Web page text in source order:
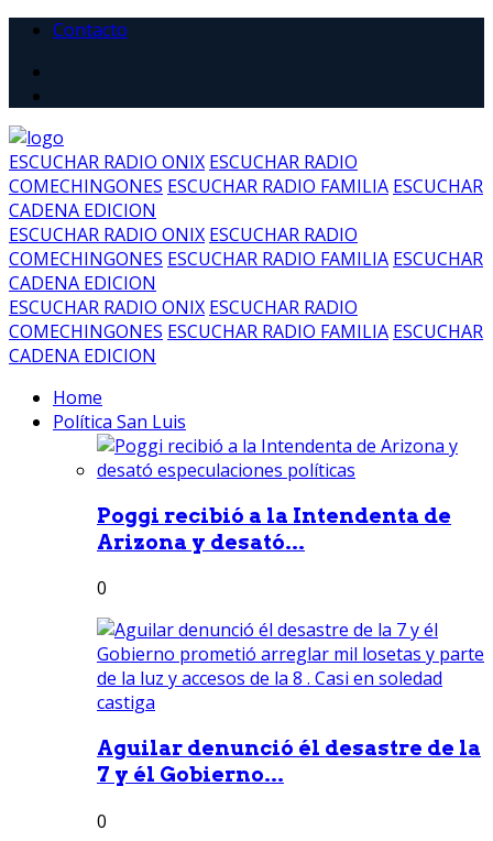
Contacto
ESCUCHAR RADIO ONIX ESCUCHAR RADIO
COMECHINGONES ESCUCHAR RADIO FAMILIA ESCUCHAR
CADENA EDICION
ESCUCHAR RADIO ONIX ESCUCHAR RADIO
COMECHINGONES ESCUCHAR RADIO FAMILIA ESCUCHAR
CADENA EDICION
ESCUCHAR RADIO ONIX ESCUCHAR RADIO
COMECHINGONES ESCUCHAR RADIO FAMILIA ESCUCHAR
CADENA EDICION
Home
Política San Luis
Poggi recibió a la Intendenta de
Arizona y desató...
0
Aguilar denunció él desastre de la
7 y él Gobierno...
0